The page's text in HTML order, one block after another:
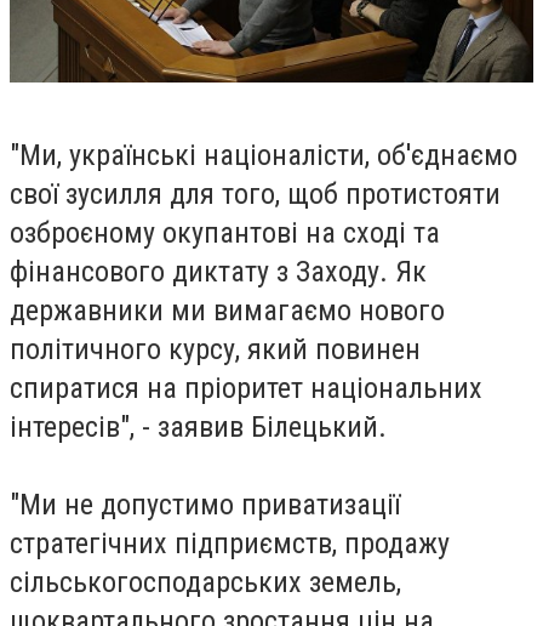
"Ми, українські націоналісти, об'єднаємо
свої зусилля для того, щоб протистояти
озброєному окупантові на сході та
фінансового диктату з Заходу. Як
державники ми вимагаємо нового
політичного курсу, який повинен
спиратися на пріоритет національних
інтересів", - заявив Білецький.
"Ми не допустимо приватизації
стратегічних підприємств, продажу
сільськогосподарських земель,